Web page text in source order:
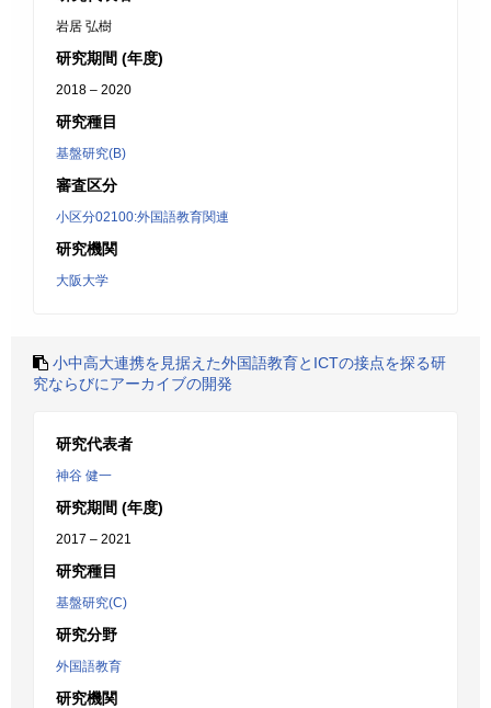
岩居 弘樹
研究期間 (年度)
2018 – 2020
研究種目
基盤研究(B)
審査区分
小区分02100:外国語教育関連
研究機関
大阪大学
小中高大連携を見据えた外国語教育とICTの接点を探る研
究ならびにアーカイブの開発
研究代表者
神谷 健一
研究期間 (年度)
2017 – 2021
研究種目
基盤研究(C)
研究分野
外国語教育
研究機関